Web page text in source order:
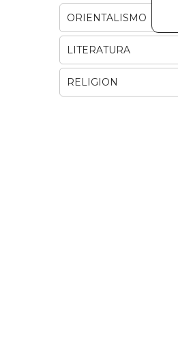
ORIENTALISMO
LITERATURA
RELIGION